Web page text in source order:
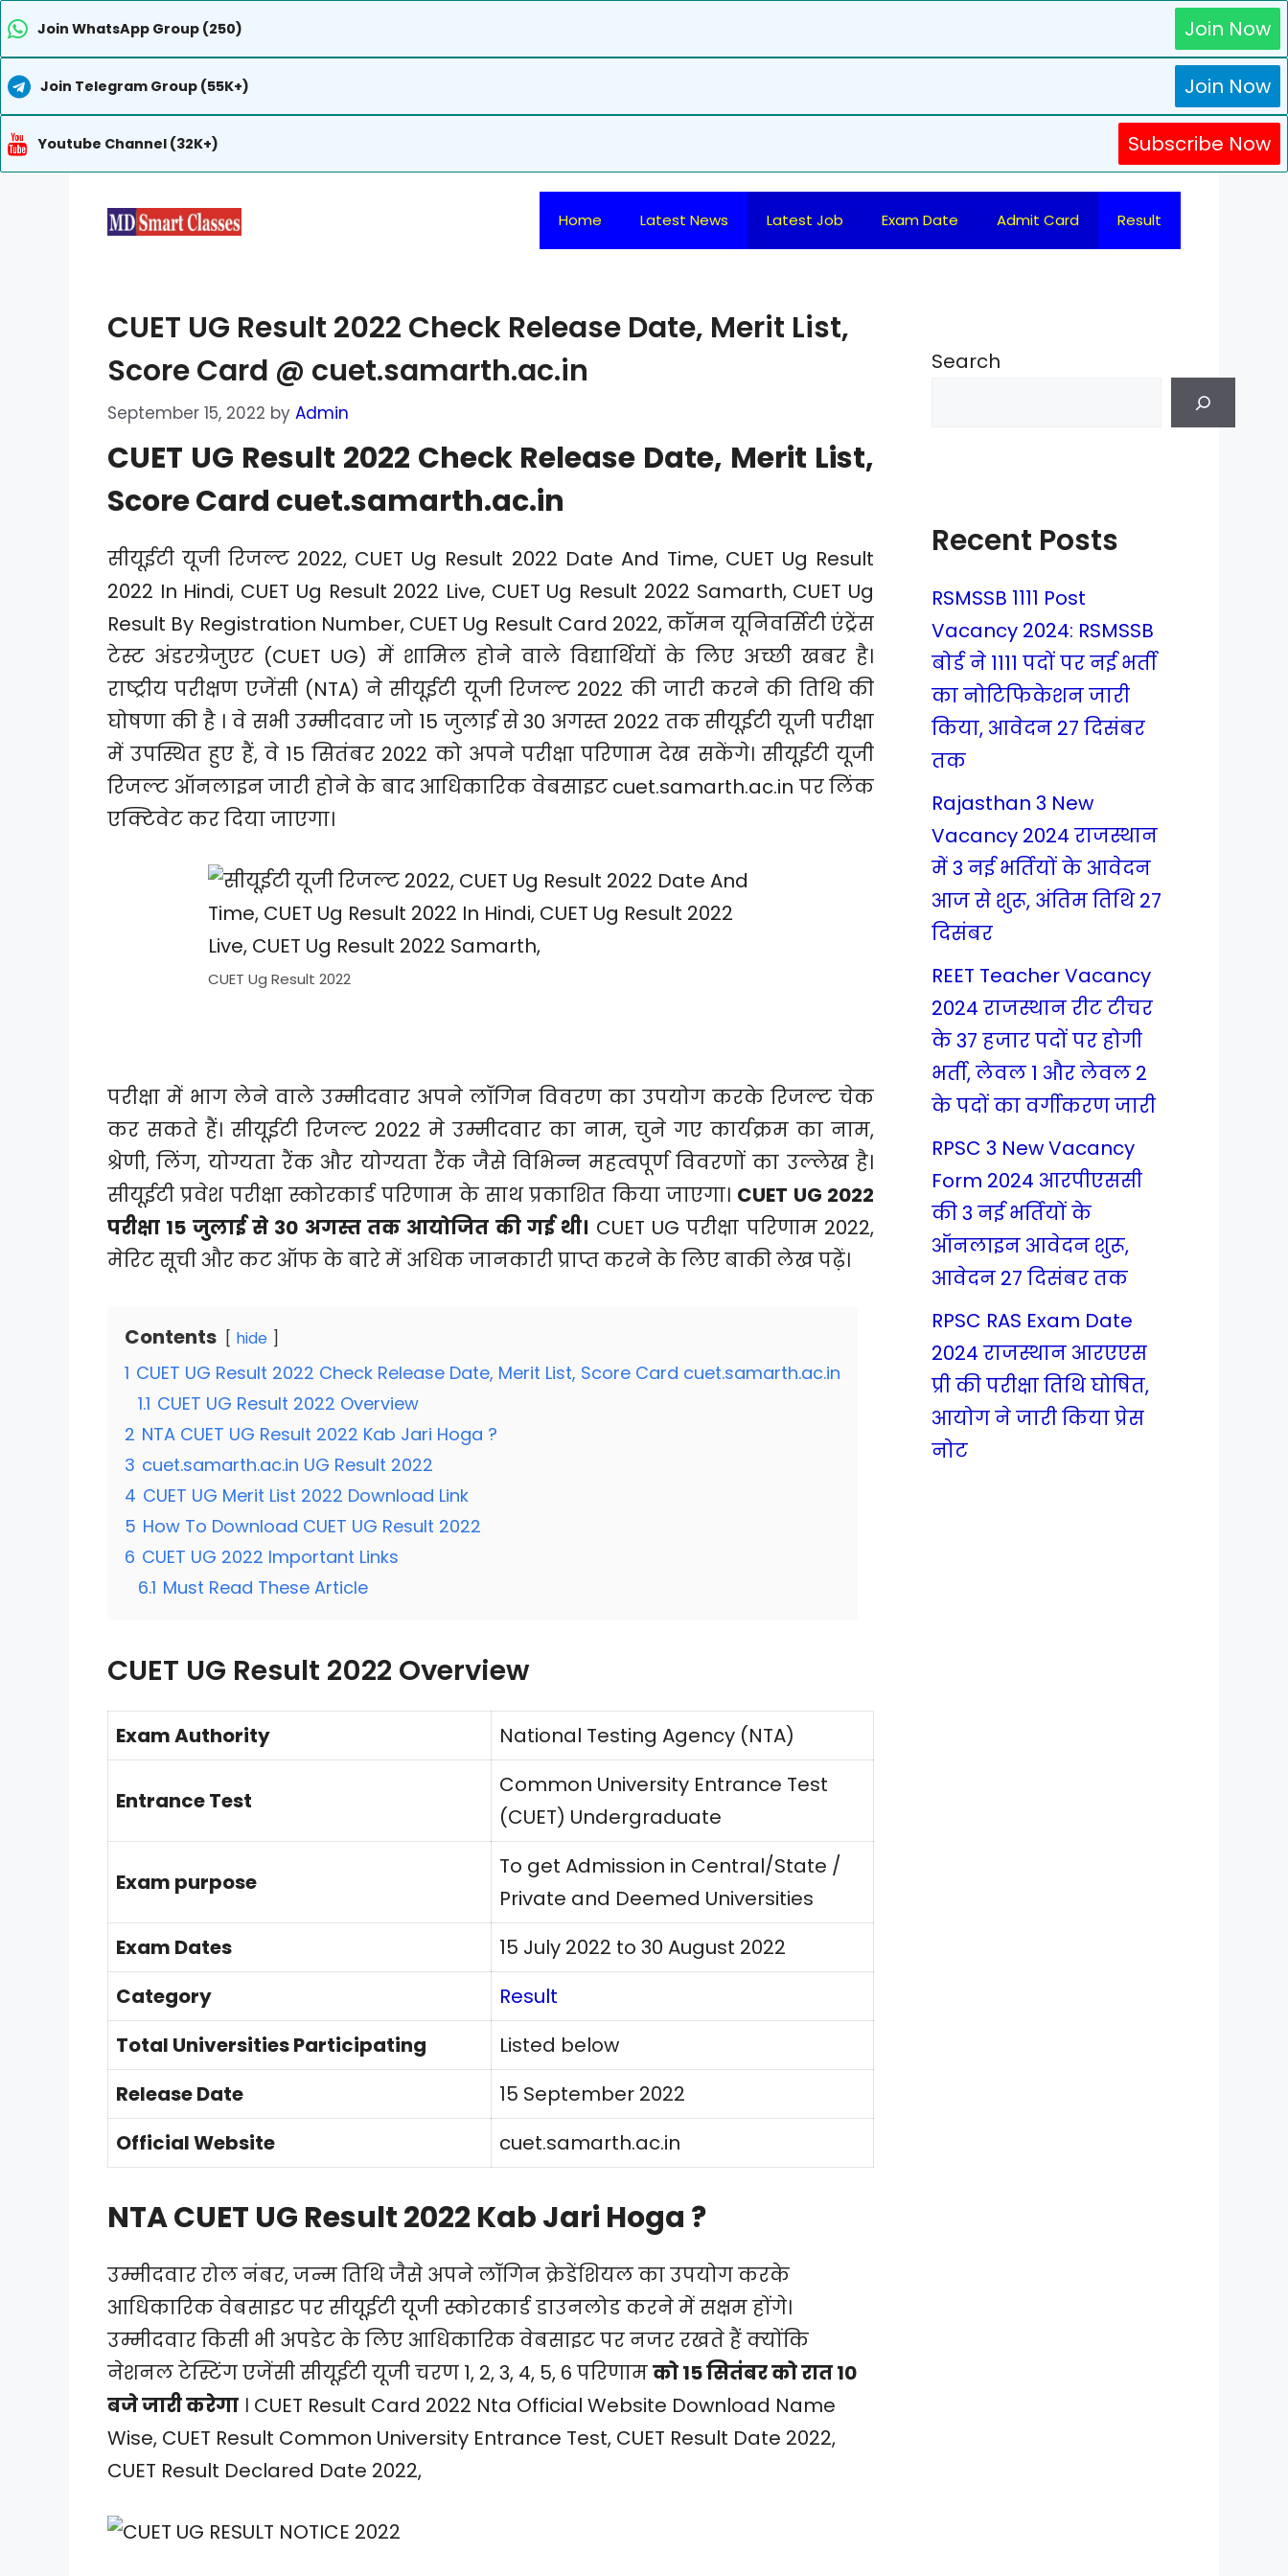
Join WhatsApp Group (250) Join Now
Join Telegram Group (55K+) Join Now
Youtube Channel (32K+)
Subscribe Now
Home Latest News Latest Job Exam Date Admit Card Result
CUET UG Result 2022 Check Release Date, Merit List,
Score Card @ cuet.samarth.ac.in
September 15, 2022 by Admin
CUET UG Result 2022 Check Release Date, Merit List,
Score Card cuet.samarth.ac.in
सीयूईटी यूजी रिजल्ट 2022, CUET Ug Result 2022 Date And Time, CUET Ug Result
2022 In Hindi, CUET Ug Result 2022 Live, CUET Ug Result 2022 Samarth, CUET Ug
Result By Registration Number, CUET Ug Result Card 2022, कॉमन यूनिवर्सिटी एंट्रेंस
टेस्ट अंडरग्रेजुएट (CUET UG) में शामिल होने वाले विद्यार्थियों के लिए अच्छी खबर है।
राष्ट्रीय परीक्षण एजेंसी (NTA) ने सीयूईटी यूजी रिजल्ट 2022 की जारी करने की तिथि की
घोषणा की है । वे सभी उम्मीदवार जो 15 जुलाई से 30 अगस्त 2022 तक सीयूईटी यूजी परीक्षा
में उपस्थित हुए हैं, वे 15 सितंबर 2022 को अपने परीक्षा परिणाम देख सकेंगे। सीयूईटी यूजी
रिजल्ट ऑनलाइन जारी होने के बाद आधिकारिक वेबसाइट cuet.samarth.ac.in पर लिंक
एक्टिवेट कर दिया जाएगा।
CUET Ug Result 2022
परीक्षा में भाग लेने वाले उम्मीदवार अपने लॉगिन विवरण का उपयोग करके रिजल्ट चेक
कर सकते हैं। सीयूईटी रिजल्ट 2022 मे उम्मीदवार का नाम, चुने गए कार्यक्रम का नाम,
श्रेणी, लिंग, योग्यता रैंक और योग्यता रैंक जैसे विभिन्न महत्वपूर्ण विवरणों का उल्लेख है।
सीयूईटी प्रवेश परीक्षा स्कोरकार्ड परिणाम के साथ प्रकाशित किया जाएगा। CUET UG 2022
परीक्षा 15 जुलाई से 30 अगस्त तक आयोजित की गई थी। CUET UG परीक्षा परिणाम 2022,
मेरिट सूची और कट ऑफ के बारे में अधिक जानकारी प्राप्त करने के लिए बाकी लेख पढ़ें।
Contents hide
1 CUET UG Result 2022 Check Release Date, Merit List, Score Card cuet.samarth.ac.in
1.1 CUET UG Result 2022 Overview
2 NTA CUET UG Result 2022 Kab Jari Hoga ?
3 cuet.samarth.ac.in UG Result 2022
4 CUET UG Merit List 2022 Download Link
5 How To Download CUET UG Result 2022
6 CUET UG 2022 Important Links
6.1 Must Read These Article
CUET UG Result 2022 Overview
Exam Authority National Testing Agency (NTA)
Entrance Test
Common University Entrance Test
(CUET) Undergraduate
Exam purpose
To get Admission in Central/State /
Private and Deemed Universities
Exam Dates
15 July 2022 to 30 August 2022
Category
Result
Total Universities Participating
Listed below
Release Date
15 September 2022
Official Website
cuet.samarth.ac.in
NTA CUET UG Result 2022 Kab Jari Hoga ?
उम्मीदवार रोल नंबर, जन्म तिथि जैसे अपने लॉगिन क्रेडेंशियल का उपयोग करके
आधिकारिक वेबसाइट पर सीयूईटी यूजी स्कोरकार्ड डाउनलोड करने में सक्षम होंगे।
उम्मीदवार किसी भी अपडेट के लिए आधिकारिक वेबसाइट पर नजर रखते हैं क्योंकि
नेशनल टेस्टिंग एजेंसी सीयूईटी यूजी चरण 1, 2, 3, 4, 5, 6 परिणामको 15 सितंबर को रात 10
बजे जारी करेगा । CUET Result Card 2022 Nta Official Website Download Name
Wise, CUET Result Common University Entrance Test, CUET Result Date 2022,
CUET Result Declared Date 2022,
Search
Recent Posts
RSMSSB 1111 Post
Vacancy 2024: RSMSSB
बोर्ड ने 1111 पदों पर नई भर्ती
का नोटिफिकेशन जारी
किया, आवेदन 27 दिसंबर
तक
Rajasthan 3 New
Vacancy 2024 राजस्थान
में 3 नई भर्तियों के आवेदन
आज से शुरू, अंतिम तिथि 27
दिसंबर
REET Teacher Vacancy
2024 राजस्थान रीट टीचर
के 37 हजार पदों पर होगी
भर्ती, लेवल 1 और लेवल 2
के पदों का वर्गीकरण जारी
RPSC 3 New Vacancy
Form 2024 आरपीएससी
की 3 नई भर्तियों के
ऑनलाइन आवेदन शुरू,
आवेदन 27 दिसंबर तक
RPSC RAS Exam Date
2024 राजस्थान आरएएस
प्री की परीक्षा तिथि घोषित,
आयोग ने जारी किया प्रेस
नोट